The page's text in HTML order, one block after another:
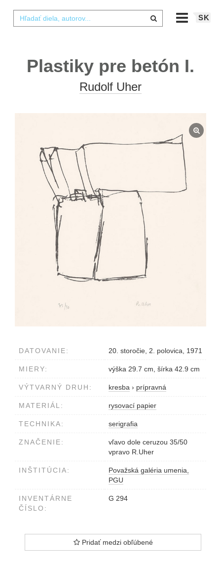
SK
Plastiky pre betón I.
Rudolf Uher
DATOVANIE: 20. storočie, 2. polovica, 1971
MIERY: výška 29.7 cm, šírka 42.9 cm
VÝTVARNÝ DRUH: kresba › prípravná
MATERIÁL: rysovací papier
TECHNIKA: serigrafia
ZNAČENIE:
vľavo dole ceruzou 35/50
vpravo R.Uher
INŠTITÚCIA:
Považská galéria umenia,
PGU
INVENTÁRNE
ČÍSLO:
G 294
Pridať medzi obľúbené